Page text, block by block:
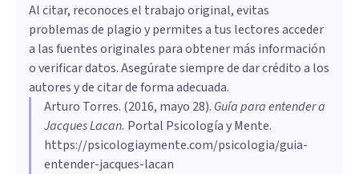
Al citar, reconoces el trabajo original, evitas
problemas de plagio y permites a tus lectores acceder
a las fuentes originales para obtener más información
o verificar datos. Asegúrate siempre de dar crédito a los
autores y de citar de forma adecuada.
Arturo Torres. (2016, mayo 28). Guía para entender a
Jacques Lacan. Portal Psicología y Mente.
https://psicologiaymente.com/psicologia/guia-
entender-jacques-lacan